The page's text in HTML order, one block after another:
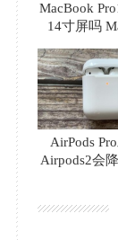
MacBook
14寸屏吗
AirPods
Airpods2会